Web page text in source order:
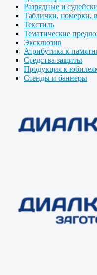
Разрядные и
Таблички, номерки,
Текстиль
Тематические
Эксклюзив
Атрибутика к
Средства защиты
Продукция к
Стенды и баннеры